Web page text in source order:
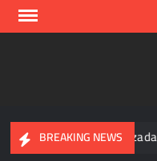
Skip
BREAKING NEWS
generalizada de